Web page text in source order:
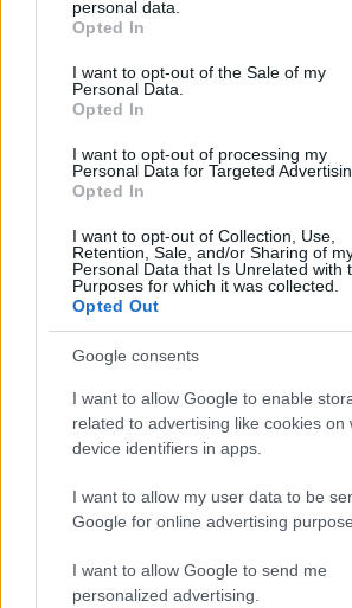
grant or deny consent to Google and its
use your data for below specified
consent section.
personal data.
Opted In
I want to opt-out of the Sale of my
Personal Data.
Opted In
I want to opt-out of processing my
Personal Data for Targeted
Opted In
I want to opt-out of Collection, Use,
Retention, Sale, and/or Sharing of
Personal Data that Is Unrelated with
Purposes for which it was collected.
Opted Out
Google consents
I want to allow Google to enable
related to advertising like cookies on
device identifiers in apps.
I want to allow my user data to be
Google for online advertising
I want to allow Google to send me
personalized advertising.
tovább a labdát a mezőnyben, ha a
Ilyenkor a játék folytatódhat, nem
mint korábban.
Szabálytalan játéktérre való
csere vagy többletjátékos) esetén, a
vagy a versenybíróknak joga van
alkalmazni, így nem kell a játékot
megszakítani. (A gyakorlati elvárás
versenybírók, illetve a játékvezetők
várjanak ki az akció végéig.)
További pontosításokat is
videóbíró használatával, passzív
és a csapatlétszám
Jesper Jensen célja
Bajnokok Ligájában